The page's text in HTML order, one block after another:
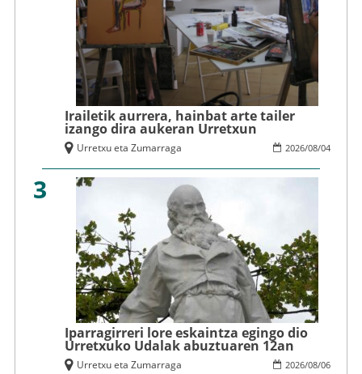
Irailetik aurrera, hainbat arte tailer
izango dira aukeran Urretxun
2026/08/04
Urretxu eta Zumarraga
3
Iparragirreri lore eskaintza egingo dio
Urretxuko Udalak abuztuaren 12an
2026/08/06
Urretxu eta Zumarraga